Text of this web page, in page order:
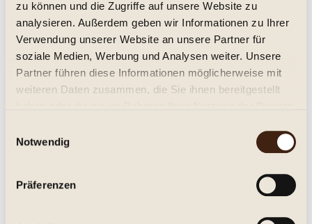
zu können und die Zugriffe auf unsere Website zu
analysieren. Außerdem geben wir Informationen zu Ihrer
Verwendung unserer Website an unsere Partner für
soziale Medien, Werbung und Analysen weiter. Unsere
Partner führen diese Informationen möglicherweise mit
weiteren Daten zusammen, die Sie ihnen bereitgestellt
Notwendig
Präferenzen
Inhalt0.5 Liter(18,90 € * / 1 Liter)
Details
Merken